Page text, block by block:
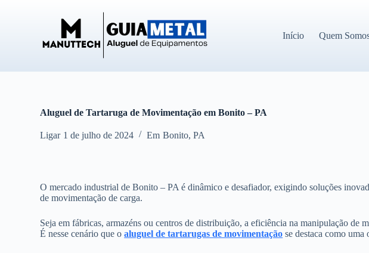
Início Quem
Aluguel de Tartaruga de Movimentação em Bonito – PA
Ligar 1 de julho de 2024 Em Bonito,PA
O mercado industrial de Bonito – PA é dinâmico e desafiador, exigindo soluções
de movimentação de carga.
Seja em fábricas, armazéns ou centros de distribuição, a eficiência na manipulação de
É nesse cenário que oaluguel de tartarugas de movimentação se destaca como